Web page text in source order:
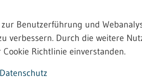
Vollzeitstelle Technischer
...
zur Benutzerführung und
verbessern. Durch die weitere
Richtlinie einverstanden.
Datenschutz